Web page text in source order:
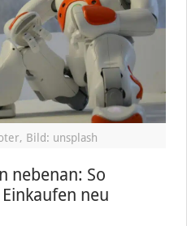
Bild: unsplash
nebenan: So
neu